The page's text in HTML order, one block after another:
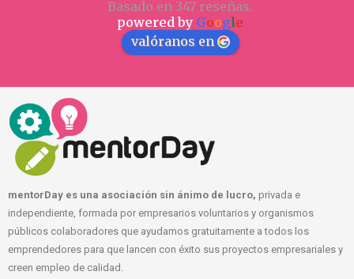
Basado en 347 reseñas.
powered by Google
valóranos en
mentorDay es una asociación sin ánimo de lucro, privada e
independiente, formada por empresarios voluntarios y organismos
públicos colaboradores que ayudamos gratuitamente a todos los
emprendedores para que lancen con éxito sus proyectos empresariales y
creen empleo de calidad.